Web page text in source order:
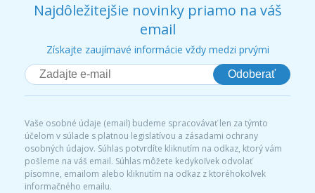
Najdôležitejšie novinky priamo na váš
email
Získajte zaujímavé informácie vždy medzi prvými
Odoberať
Vaše osobné údaje (email) budeme spracovávať len za týmto
účelom v súlade s platnou legislatívou a zásadami ochrany
osobných údajov. Súhlas potvrdíte kliknutím na odkaz, ktorý vám
pošleme na váš email. Súhlas môžete kedykoľvek odvolať
písomne, emailom alebo kliknutím na odkaz z ktoréhokoľvek
informačného emailu.